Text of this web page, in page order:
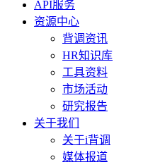
API服务
资源中心
背调资讯
HR知识库
工具资料
市场活动
研究报告
关于我们
关于i背调
媒体报道